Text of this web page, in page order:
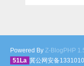
Powered By Z-BlogPHP
51La 冀公网安备